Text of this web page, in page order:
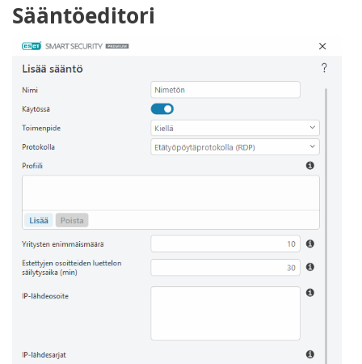
Sääntöeditori